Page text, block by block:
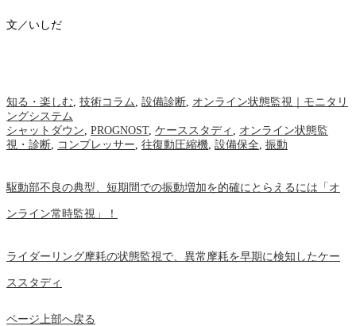
文／いしだ
知る・楽しむ 技術コラム 設備診断 オンライン状態監視｜モニタリ
ングシステム
シャットダウン PROGNOST, ケーススタディ
オンライン状態監
視・診断
コンプレッサー 往復動圧縮機 設備保全 振動
駆動部不良の典型、短期間での振動増加を的確にとらえるには「オ
ンライン常時監視」！
ライダーリング摩耗の状態監視で、異常摩耗を早期に検知したケー
ススタディ
ページ上部へ戻る